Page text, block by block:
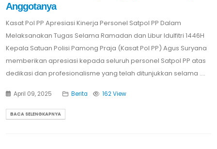
Anggotanya
Kasat Pol PP Apresiasi Kinerja Personel Satpol PP Dalam
Melaksanakan Tugas Selama Ramadan dan Libur Idulfitri 1446H
Kepala Satuan Polisi Pamong Praja (Kasat Pol PP) Agus Suryana
memberikan apresiasi kepada seluruh personel Satpol PP atas
dedikasi dan profesionalisme yang telah ditunjukkan selama ....
April 09, 2025 Berita 162 View
BACA SELENGKAPNYA